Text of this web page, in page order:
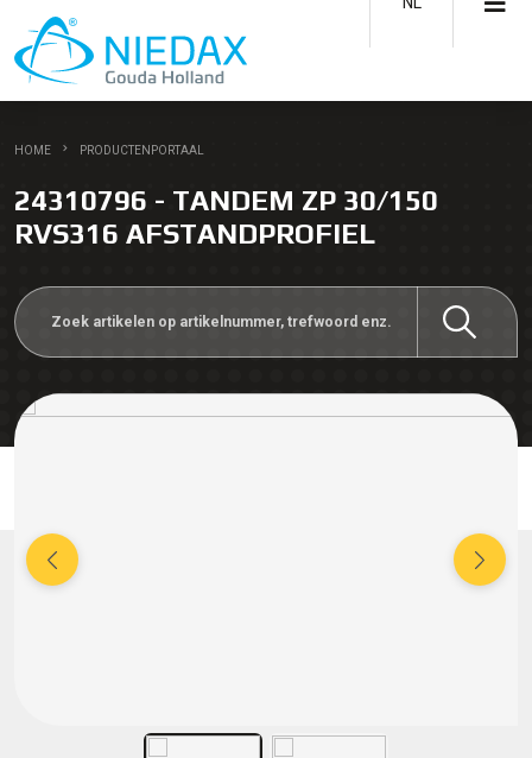
HOME PRODUCTENPORTAAL
24310796 - TANDEM ZP 30/150
RVS316 AFSTANDPROFIEL